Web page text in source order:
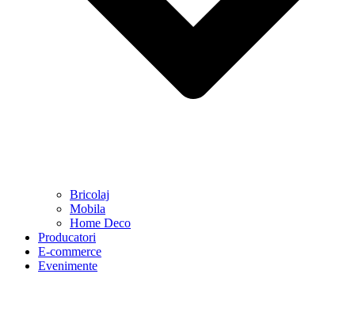
Bricolaj
Mobila
Home Deco
Producatori
E-commerce
Evenimente